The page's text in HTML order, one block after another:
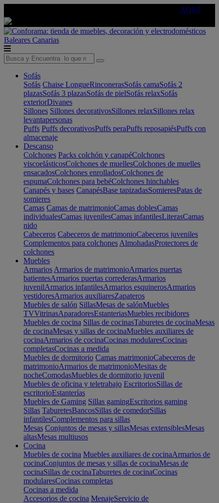
AQUÍ
Baleares Canarias
Sofás
Sofás Chaise LongueRinconerasSofás camaSofás 2
plazasSofás 3 plazasSofás de pielSofás relaxSofás
exteriorDivanes
Sillones Sillones decorativosSillones relaxSillones relax
levantapersonas
Puffs Puffs decorativosPuffs peraPuffs reposapiésPuffs con
almacenaje
Descanso
Colchones Packs colchón y canapéColchones
viscoelásticosColchones de muellesColchones de muelles
ensacadosColchones enrolladosColchones de
espumaColchones para bebéColchones hinchables
Canapés y bases CanapésBase tapizadasSomieresPatas de
somieres
Camas Camas de matrimonioCamas doblesCamas
individualesCamas juvenilesCamas infantilesLiterasCamas
nido
Cabeceros Cabeceros de matrimonioCabeceros juveniles
Complementos para colchones AlmohadasProtectores de
colchones
Muebles
Armarios Armarios de matrimonioArmarios puertas
batientesArmarios puertas correderasArmarios
juvenilArmarios infantilesArmarios esquinerosArmarios
vestidoresArmarios auxiliaresZapateros
Muebles de salón SillasMesas de salónMuebles
TVVitrinasAparadoresEstanteriasMuebles recibidores
Muebles de cocina Sillas de cocinasTaburetes de cocinaMesas
de cocinaMesas y sillas de cocinaMuebles auxiliares de
cocinaArmarios de cocinaCocinas modularesCocinas
completasCocinas a medida
Muebles de dormitorio Camas matrimonioCabeceros de
matrimonioArmarios de matrimonioMesitas de
nocheComodasMuebles de dormitorio juvenil
Muebles de oficina y teletrabajo EscritoriosSillas de
escritorioEstanterías
Muebles de Gaming Sillas gamingEscritorios gaming
Sillas TaburetesBancosSillas de comedorSillas
infantilesComplementos para sillas
Mesas Conjuntos de mesas y sillasMesas extensiblesMesas
altasMesas multiusos
Cocina
Muebles de cocina Muebles auxiliares de cocinaArmarios de
cocinaConjuntos de mesas y sillas de cocinaMesas de
cocinaSillas de cocinaTaburetes de cocinaCocinas
modularesCocinas completas
Cocinas a medida
Accesorios de cocina MenajeServicio de